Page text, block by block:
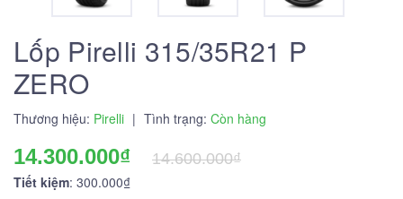
Lốp Pirelli 315/35R21 P
ZERO
Thương hiệu: Pirelli | Tình trạng: Còn hàng
14.300.000₫
14.600.000₫
Tiết kiệm: 300.000₫